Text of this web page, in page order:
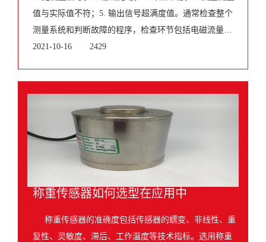
值与实际值不符；5. 输出信号超满度值。通常检查整个
测量系统和判断故障的程序，检查环节包括电磁流量计
本身的传感器和转换器以及连
2021-10-16 2429
称重传感器如何选型在应用中
称重传感器的准确度包括传感器的蠕变、非线性、重
复性、灵敏度、滞后、工作温度等技术指标。选用称重